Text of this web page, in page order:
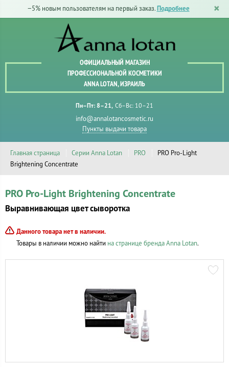
−5% новым пользователям на первый заказ. Подробнее
ОФИЦИАЛЬНЫЙ МАГАЗИН
ПРОФЕССИОНАЛЬНОЙ КОСМЕТИКИ
ANNA LOTAN, ИЗРАИЛЬ
Пн–Пт: 8–21 Сб–Вс: 10–21
info@annalotancosmetic.ru
Пункты выдачи товара
Главная страница Серии Anna Lotan PRO
PRO Pro-Light
Brightening Concentrate
PRO Pro-Light Brightening Concentrate
Выравнивающая цвет сыворотка
Данного товара нет в наличии.
Товары в наличии можно найти на странице бренда Anna Lotan.